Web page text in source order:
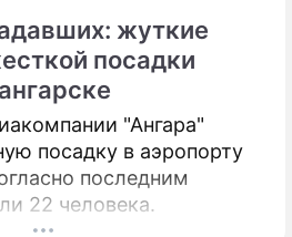
жуткие
посадки
"Ангара"
посадку в аэропорту
последним
22 человека.